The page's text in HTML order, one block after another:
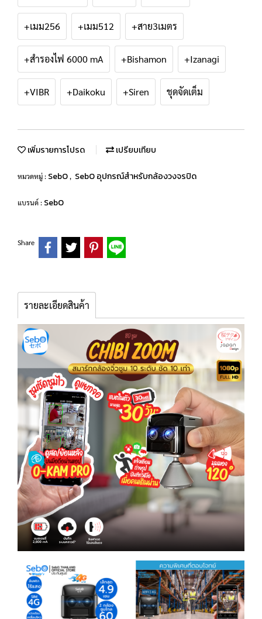
+เมม256 +เมม512 +สาย3เมตร
+สำรองไฟ 6000 mA +Bishamon +Izanagi
+VIBR +Daikoku +Siren ชุดจัดเต็ม
เพิ่มรายการโปรด เปรียบเทียบ
หมวดหมู่ : SebO, SebO อุปกรณ์สำหรับกล้องวงจรปิด
แบรนด์ : SebO
Share
รายละเอียดสินค้า